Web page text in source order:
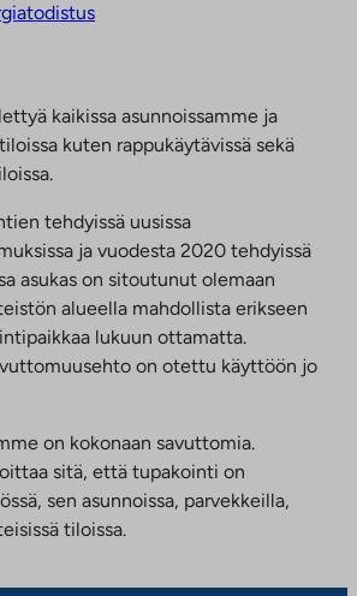
kaikissa asunnoissamme ja
kuten rappukäytävissä sekä
tehdyissä uusissa
ja vuodesta 2020 tehdyissä
asukas on sitoutunut olemaan
alueella mahdollista erikseen
lukuun ottamatta.
on otettu käyttöön jo
on kokonaan savuttomia.
sitä, että tupakointi on
sen asunnoissa, parvekkeilla,
tiloissa.